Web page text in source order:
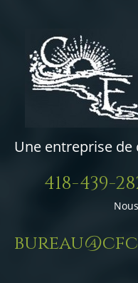
Une entreprise de
418-439-